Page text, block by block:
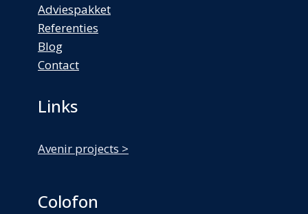
Adviespakket
Referenties
Blog
Contact
Links
Avenir projects >
Colofon